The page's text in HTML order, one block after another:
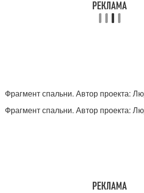
Фрагмент спальни. Автор проекта:
Фрагмент спальни. Автор проекта: